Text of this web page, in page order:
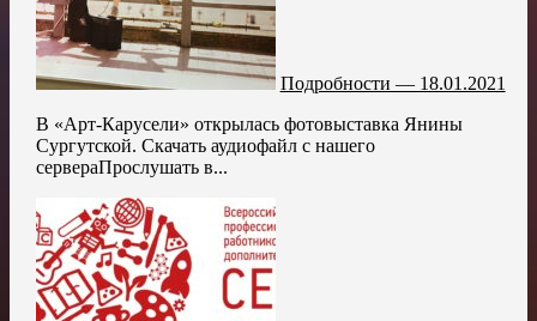
Подробности — 18.01.2021
В «Арт-Карусели» открылась фотовыставка Янины
Сургутской. Скачать аудиофайл с нашего
сервераПрослушать в...